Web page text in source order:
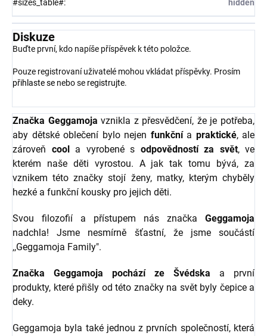
#sizes_table#: hidden
Diskuze
Buďte první, kdo napíše příspěvek k této položce.
Pouze registrovaní uživatelé mohou vkládat příspěvky. Prosím
přihlaste se nebo se registrujte.
Značka Geggamoja vznikla z přesvědčení, že je potřeba,
aby dětské oblečení bylo nejen funkčnía praktické, ale
zároveň coola vyrobené s odpovědností za svět, ve
kterém naše děti vyrostou. A jak tak tomu bývá, za
vznikem této značky stojí ženy, matky, kterým chyběly
hezké a funkční kousky pro jejich děti.
Svou filozofií a přístupem nás značka Geggamoja
nadchla! Jsme nesmírně šťastní, že jsme součástí
,,Geggamoja Family".
Značka Geggamoja pochází ze Švédska a první
produkty, které přišly od této značky na svět byly čepice a
deky.
Geggamoja byla také jednou z prvních společností, která